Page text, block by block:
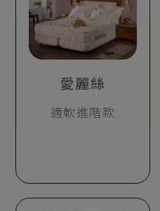
愛麗絲
適軟進階款